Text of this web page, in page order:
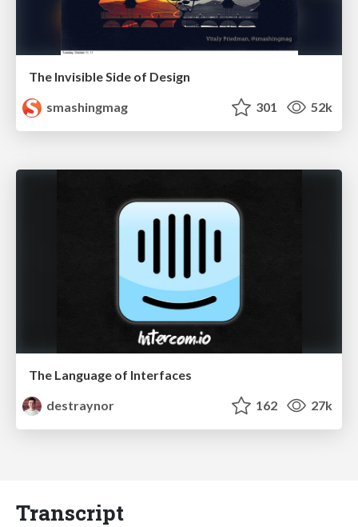
The Invisible Side of Design
smashingmag
301 52k
The Language of Interfaces
destraynor
162 27k
Transcript